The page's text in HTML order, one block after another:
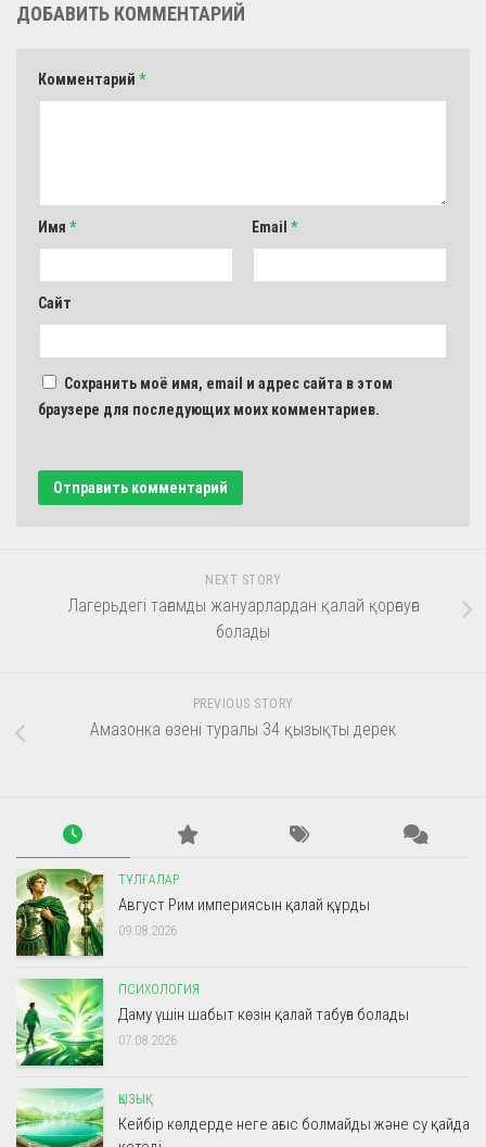
ДОБАВИТЬ КОММЕНТАРИЙ
Комментарий *
Имя * Email *
Сайт
Сохранить моё имя, email и адрес сайта в этом
браузере для последующих моих комментариев.
NEXT STORY
Лагерьдегі тағамды жануарлардан қалай қорғауға
болады
PREVIOUS STORY
Амазонка өзені туралы 34 қызықты дерек
ТҰЛҒАЛАР
Август Рим империясын қалай құрды
09.08.2026
ПСИХОЛОГИЯ
Даму үшін шабыт көзін қалай табуға болады
07.08.2026
ҚЫЗЫҚ
Кейбір көлдерде неге ағыс болмайды және су қайда